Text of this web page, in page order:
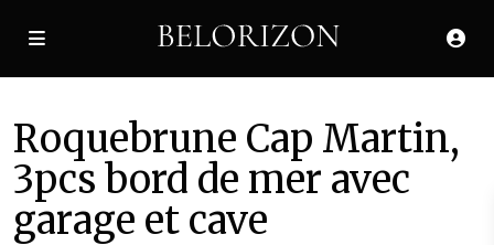
Roquebrune Cap Martin,
3pcs bord de mer avec
garage et cave